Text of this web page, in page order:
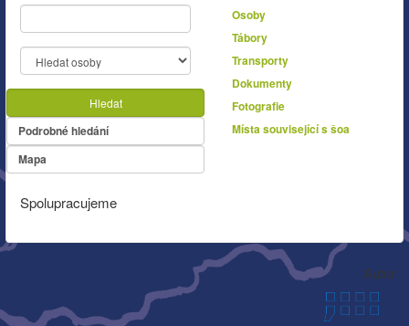
Hledat
Podrobné hledání
Mapa
Osoby
Tábory
Transporty
Dokumenty
Fotografie
Místa související s šoa
Spolupracujeme
Autor